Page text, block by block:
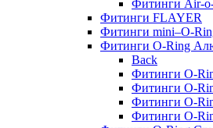
Фитинги Air-
Фитинги FLAYER
Фитинги mini–O-
Фитинги O-Ring
Back
Фитинги O-
Фитинги O-
Фитинги O-
Фитинги O-